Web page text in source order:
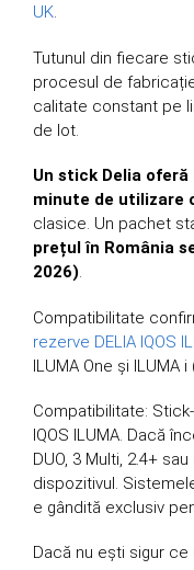
UK.
Tutunul din fiecare
procesul de
calitate constant pe
de lot.
Un stick Delia
minute de utilizare
clasice. Un pachet
prețul în România
2026).
Compatibilitate
rezerve DELIA IQOS
ILUMA One și ILUMA
Compatibilitate:
IQOS ILUMA. Dacă
DUO, 3 Multi, 2.4+
dispozitivul.
e gândită exclusiv
Dacă nu ești sigur ce